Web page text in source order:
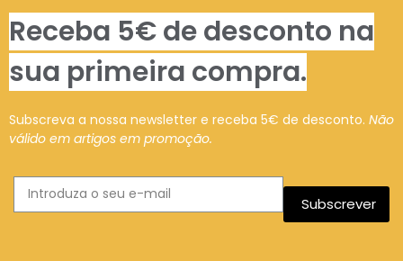
Receba 5€ de desconto na
sua primeira compra.
Subscreva a nossa newsletter e receba 5€ de desconto. Não
válido em artigos em promoção.
Subscrever